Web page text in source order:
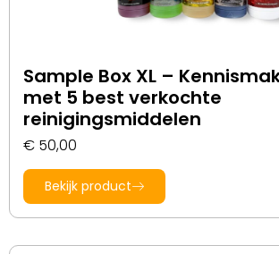
Sample Box XL –
met 5 best verkochte
reinigingsmiddelen
€ 50,00
Bekijk product